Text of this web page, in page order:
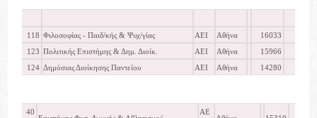
118 Φιλοσοφίας - Παιδ/κής & Ψυχ/γίας ΑΕΙ Αθήνα 16033
123 Πολιτικής Επιστήμης & Δημ. Διοίκ. ΑΕΙ Αθήνα 15966
124 Δημόσιας Διοίκησης Παντείου ΑΕΙ Αθήνα 14280
40
ΑΕ